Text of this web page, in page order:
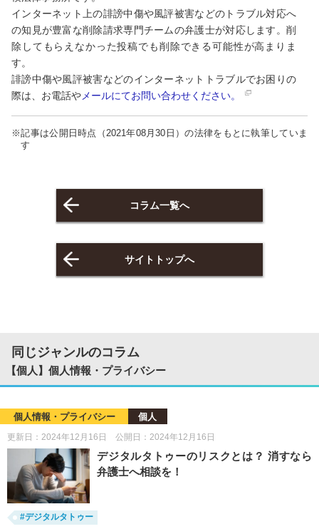
インターネット上の誹謗中傷や風評被害などのトラブル対応へ
の知見が豊富な削除請求専門チームの弁護士が対応します。削
除してもらえなかった投稿でも削除できる可能性が高まりま
す。
誹謗中傷や風評被害などのインターネットトラブルでお困りの
際は、お電話や メールにてお問い合わせください。
※記事は公開日時点（2021年08月30日）の法律をもとに執筆していま
す
コラム一覧へ
サイトトップへ
同じジャンルのコラム
【個人】個人情報・プライバシー
個人情報・プライバシー 個人
更新日：2024年12月16日 公開日：2024年12月16日
デジタルタトゥーのリスクとは？ 消すなら
弁護士へ相談を！
#デジタルタトゥー